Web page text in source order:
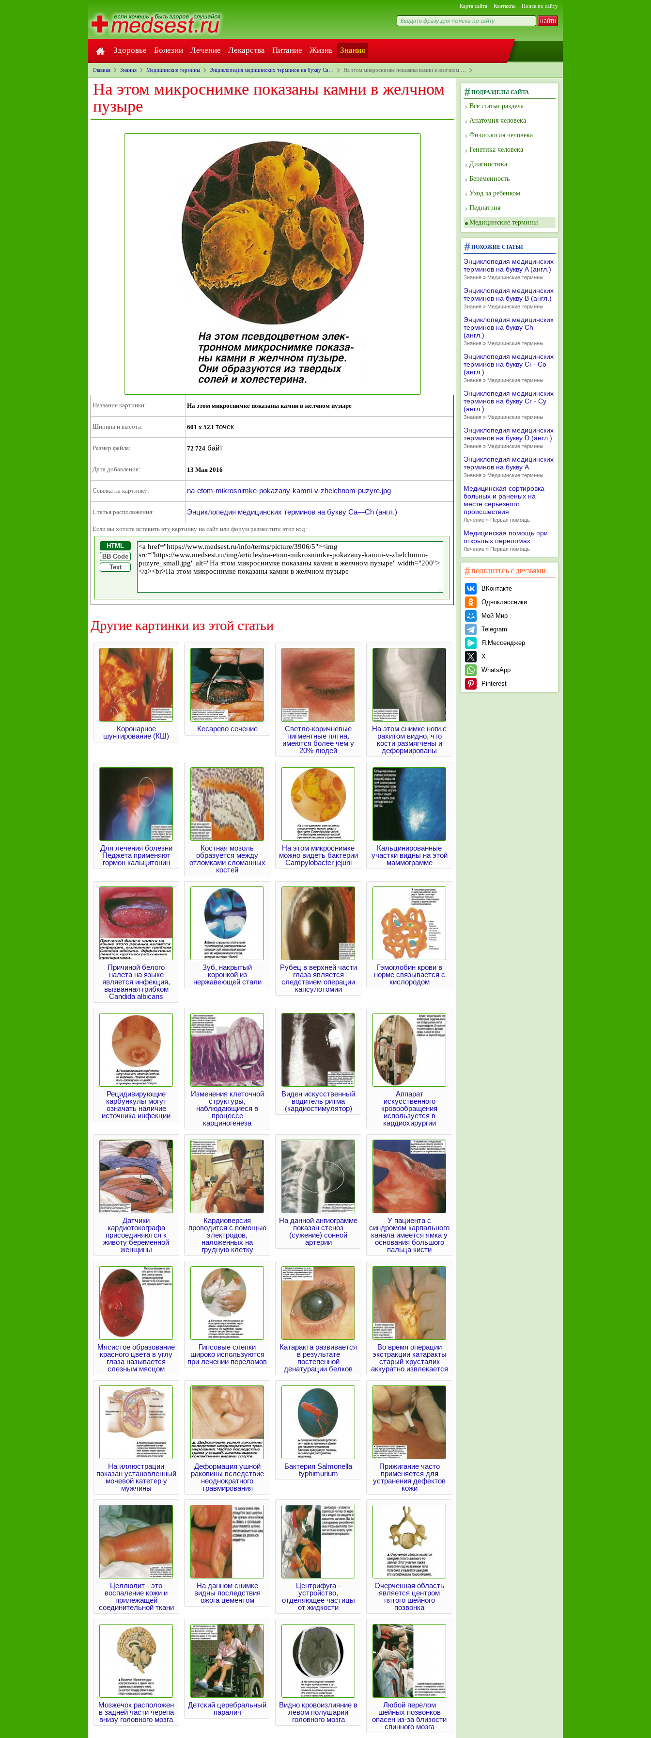
Карта сайта Контакты Поиск по сайту
Здоровье Болезни Лечение Лекарства Питание Жизнь Знания
Главная Знания Медицинские термины Энциклопедия медицинских терминов на букву Ca… На этом микроснимке показаны камни в желчном …
На этом микроснимке показаны камни в желчном
пузыре
Название картинки: На этом микроснимке показаны камни в желчном пузыре
Ширина и высота: 601 x 523 точек
Размер файла: 72 724 байт
Дата добавления: 13 Мая 2016
Ссылка на картинку: na-etom-mikrosnimke-pokazany-kamni-v-zhelchnom-puzyre.jpg
Статья расположения: Энциклопедия медицинских терминов на букву Ca—Ch (англ.)
Если вы хотите вставить эту картинку на сайт или форум разместите этот код:
HTML
BB Code
Text
Другие картинки из этой статьи
Коронарное
шунтирование (КШ)
Кесарево сечение
Светло-коричневые
пигментные пятна,
имеются более чем у
20% людей
На этом снимке ноги с
рахитом видно, что
кости размягчены и
деформированы
Для лечения болезни
Педжета применяют
гормон кальцитонин
Костная мозоль
образуется между
отломками сломанных
костей
На этом микроснимке
можно видеть бактерии
Campylobacter jejuni
Кальцинированные
участки видны на этой
маммограмме
Причиной белого
налета на языке
является инфекция,
вызванная грибком
Candida albicans
Зуб, накрытый
коронкой из
нержавеющей стали
Рубец в верхней части
глаза является
следствием операции
капсулотомии
Гэмоглобин крови в
норме связывается с
кислородом
Рецидивирующие
карбункулы могут
означать наличие
источника инфекции
Изменения клеточной
структуры,
наблюдающиеся в
процессе
карциногенеза
Виден искусственный
водитель ритма
(кардиостимулятор)
Аппарат
искусственного
кровообращения
используется в
кардиохирургии
Датчики
кардиотокографа
присоединяются к
животу беременной
женщины
Кардиоверсия
проводится с помощью
электродов,
наложенных на
грудную клетку
На данной ангиограмме
показан стеноз
(сужение) сонной
артерии
У пациента с
синдромом карпального
канала имеется ямка у
основания большого
пальца кисти
Мясистое образование
красного цвета в углу
глаза называется
слезным мясцом
Гипсовые слепки
широко используются
при лечении переломов
Катаракта развивается
в результате
постепенной
денатурации белков
Во время операции
экстракции катаракты
старый хрусталик
аккуратно извлекается
На иллюстрации
показан установленный
мочевой катетер у
мужчины
Деформация ушной
раковины вследствие
неоднократного
травмирования
Бактерия Salmonella
typhimurium
Прижигание часто
применяется для
устранения дефектов
кожи
Целлюлит - это
воспаление кожи и
прилежащей
соединительной ткани
На данном снимке
видны последствия
ожога цементом
Центрифуга -
устройство,
отделяющее частицы
от жидкости
Очерченная область
является центром
пятого шейного
позвонка
Мозжечок расположен
в задней части черепа
внизу головного мозга
Детский церебральный
паралич
Видно кровоизлияние в
левом полушарии
головного мозга
Любой перелом
шейных позвонков
опасен из-за близости
спинного мозга
ПОДРАЗДЕЛЫ САЙТА
Все статьи раздела
Анатомия человека
Физиология человека
Генетика человека
Диагностика
Беременность
Уход за ребенком
Педиатрия
Медицинские термины
ПОХОЖИЕ СТАТЬИ
Энциклопедия медицинских
терминов на букву A (англ.)
Знания » Медицинские термины
Энциклопедия медицинских
терминов на букву B (англ.)
Знания » Медицинские термины
Энциклопедия медицинских
терминов на букву Ch
(англ.)
Знания » Медицинские термины
Энциклопедия медицинских
терминов на букву Ci—Co
(англ.)
Знания » Медицинские термины
Энциклопедия медицинских
терминов на букву Cr - Cy
(англ.)
Знания » Медицинские термины
Энциклопедия медицинских
терминов на букву D (англ.)
Знания » Медицинские термины
Энциклопедия медицинских
терминов на букву А
Знания » Медицинские термины
Медицинская сортировка
больных и раненых на
месте серьезного
происшествия
Лечение » Первая помощь
Медицинская помощь при
открытых переломах
Лечение » Первая помощь
ПОДЕЛИТЕСЬ С ДРУЗЬЯМИ
ВКонтакте
Одноклассники
Мой Мир
Telegram
Я.Мессенджер
X
WhatsApp
Pinterest